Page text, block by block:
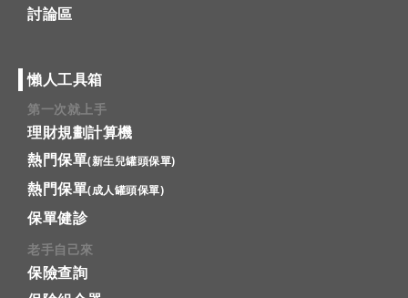
討論區
懶人工具箱
第一次就上手
理財規劃計算機
熱門保單(新生兒罐頭保單)
熱門保單(成人罐頭保單)
保單健診
老手自己來
保險查詢